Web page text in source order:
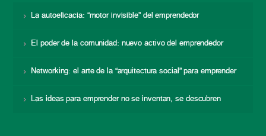
La autoeficacia: “motor invisible” del emprendedor
El poder de la comunidad: nuevo activo del emprendedor
Networking: el arte de la “arquitectura social” para emprender
Las ideas para emprender no se inventan, se descubren